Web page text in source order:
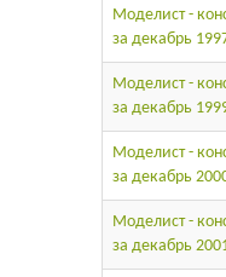
Моделист -
за декабрь
Моделист -
за декабрь
Моделист -
за декабрь
Моделист -
за декабрь